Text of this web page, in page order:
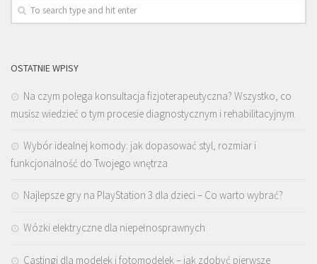
OSTATNIE WPISY
Na czym polega konsultacja fizjoterapeutyczna? Wszystko, co
musisz wiedzieć o tym procesie diagnostycznym i rehabilitacyjnym.
Wybór idealnej komody: jak dopasować styl, rozmiar i
funkcjonalność do Twojego wnętrza
Najlepsze gry na PlayStation 3 dla dzieci – Co warto wybrać?
Wózki elektryczne dla niepełnosprawnych
Castingi dla modelek i fotomodelek – jak zdobyć pierwsze